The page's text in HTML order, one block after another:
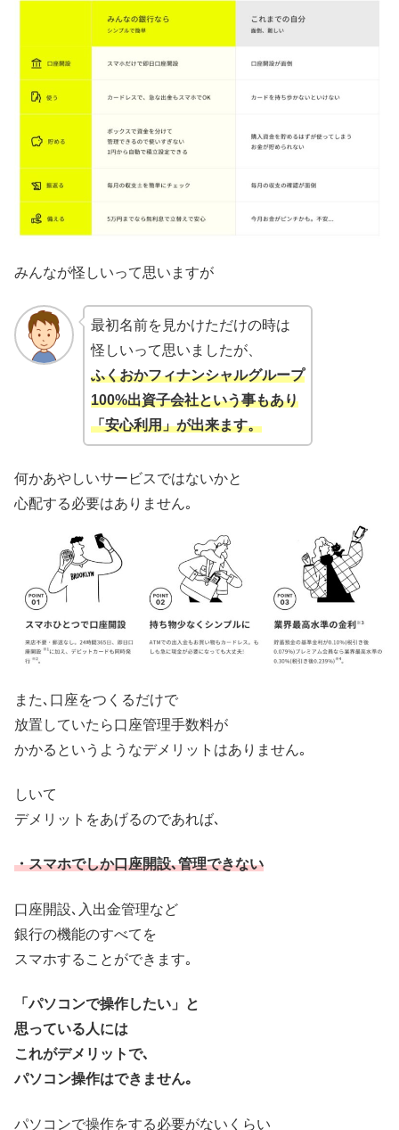
みんなが怪しいって思いますが
最初名前を見かけただけの時は
怪しいって思いましたが、
ふくおかフィナンシャルグループ
100%出資子会社という事もあり
「安心利用」が出来ます。
何かあやしいサービスではないかと
心配する必要はありません｡
また､口座をつくるだけで
放置していたら口座管理手数料が
かかるというようなデメリットはありません｡
しいて
デメリットをあげるのであれば､
・スマホでしか口座開設､管理できない
口座開設､入出金管理など
銀行の機能のすべてを
スマホすることができます｡
「パソコンで操作したい」と
思っている人には
これがデメリットで､
パソコン操作はできません｡
パソコンで操作をする必要がないくらい